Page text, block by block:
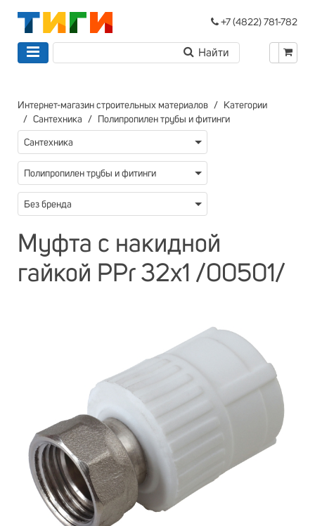
+7 (4822) 781-782
Интернет-магазин строительных материалов
Категории
Сантехника
Полипропилен трубы и фитинги
Сантехника
Полипропилен трубы и фитинги
Без бренда
Муфта с накидной
гайкой PPr 32х1 /00501/